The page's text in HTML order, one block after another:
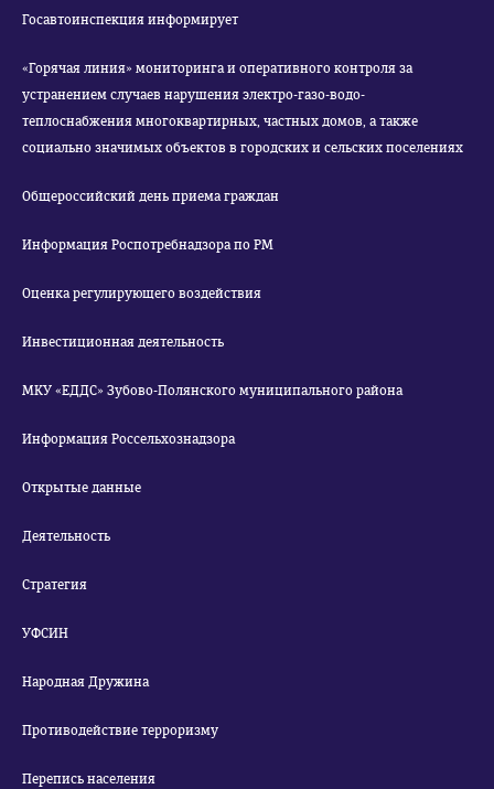
Госавтоинспекция информирует
«Горячая линия» мониторинга и оперативного контроля за
устранением случаев нарушения электро-газо-водо-
теплоснабжения многоквартирных, частных домов, а также
социально значимых объектов в городских и сельских поселениях
Общероссийский день приема граждан
Информация Роспотребнадзора по РМ
Оценка регулирующего воздействия
Инвестиционная деятельность
МКУ «ЕДДС» Зубово-Полянского муниципального района
Информация Россельхознадзора
Открытые данные
Деятельность
Стратегия
УФСИН
Народная Дружина
Противодействие терроризму
Перепись населения